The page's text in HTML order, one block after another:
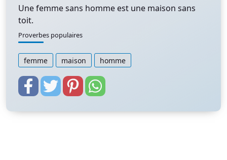
Une femme sans homme est une maison sans
toit.
Proverbes populaires
femme maison homme